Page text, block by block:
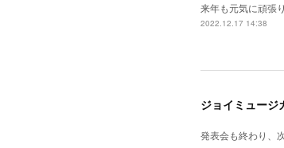
来年も元気に頑張
2022.12.17 14:38
ジョイミュージ
発表会も終わり、